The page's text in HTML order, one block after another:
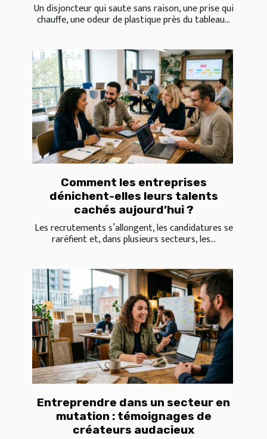
Un disjoncteur qui saute sans raison, une prise qui
chauffe, une odeur de plastique près du tableau...
Comment les entreprises
dénichent-elles leurs talents
cachés aujourd’hui ?
Les recrutements s’allongent, les candidatures se
raréfient et, dans plusieurs secteurs, les...
Entreprendre dans un secteur en
mutation : témoignages de
créateurs audacieux